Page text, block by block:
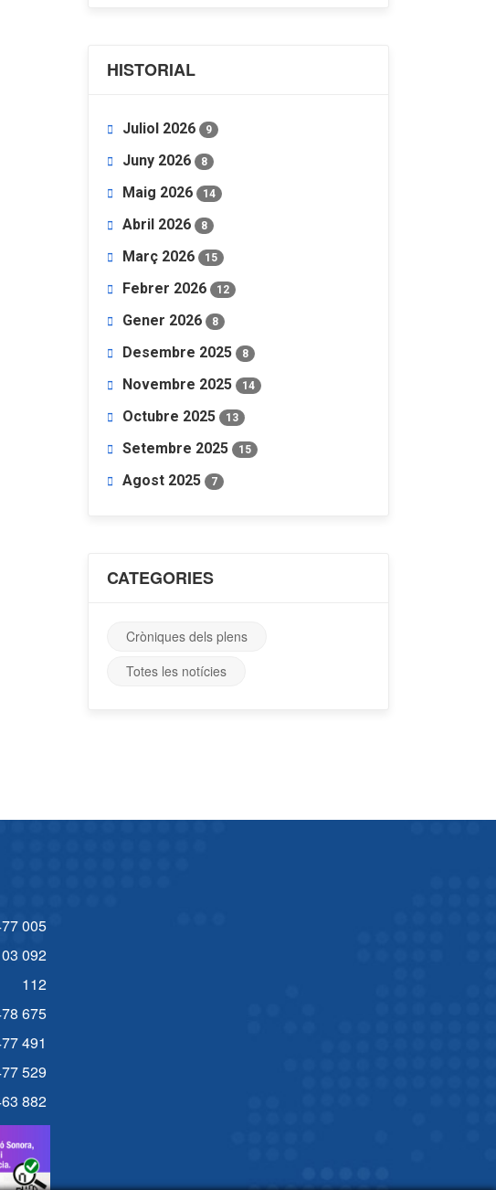
HISTORIAL
Juliol 2026 9
Juny 2026 8
Maig 2026 14
Abril 2026 8
Març 2026 15
Febrer 2026 12
Gener 2026 8
Desembre 2025 8
Novembre 2025 14
Octubre 2025 13
Setembre 2025 15
Agost 2025 7
CATEGORIES
Cròniques dels plens
Totes les notícies
005
092
112
675
491
529
882